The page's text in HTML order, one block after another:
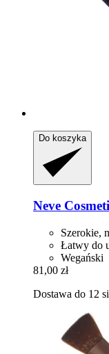
Do koszyka
Neve
Szerokie,
Łatwy do
Wegański
81,00 zł
Dostawa do 12